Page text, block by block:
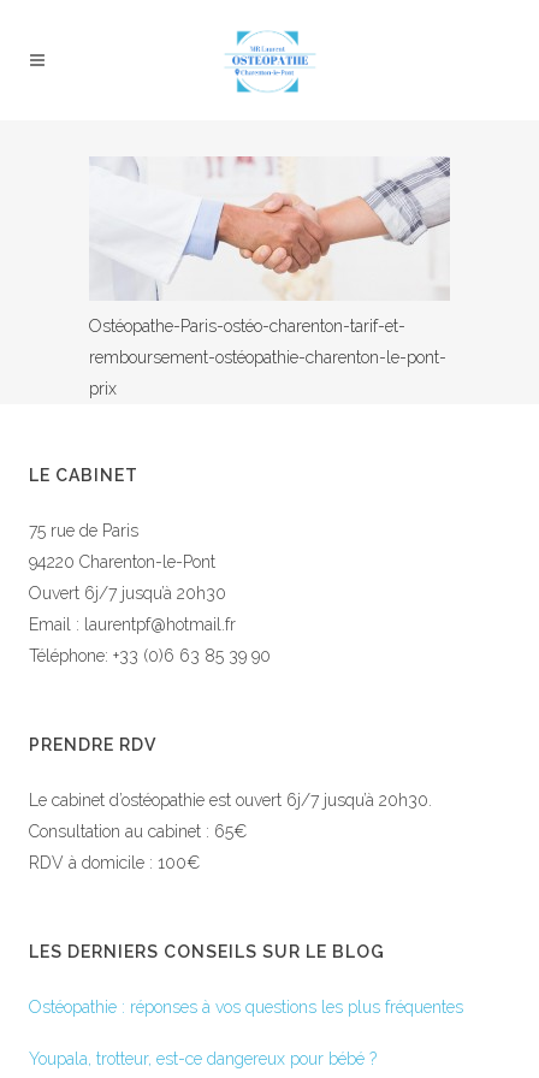
Ostéopathe-Paris-ostéo-charenton-tarif-et-
remboursement-ostéopathie-charenton-le-pont-
prix
LE CABINET
75 rue de Paris
94220 Charenton-le-Pont
Ouvert 6j/7 jusqu’à 20h30
Email : laurentpf@hotmail.fr
Téléphone: +33 (0)6 63 85 39 90
PRENDRE RDV
Le cabinet d’ostéopathie est ouvert 6j/7 jusqu’à 20h30.
Consultation au cabinet : 65€
RDV à domicile : 100€
LES DERNIERS CONSEILS SUR LE BLOG
Ostéopathie : réponses à vos questions les plus fréquentes
Youpala, trotteur, est-ce dangereux pour bébé ?